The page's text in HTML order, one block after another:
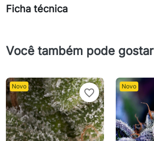
Ficha técnica
Você também pode gostar
Novo
favorite_border
Novo